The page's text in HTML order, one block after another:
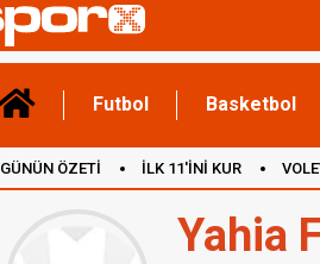
Futbol Basketbol
GÜNÜN ÖZETİ İLK 11'İNİ KUR
Yahia